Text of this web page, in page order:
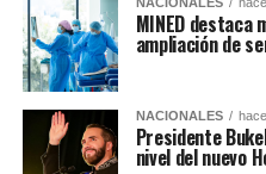
MINED destaca
ampliación de
NACIONALES
Presidente
nivel del nuevo